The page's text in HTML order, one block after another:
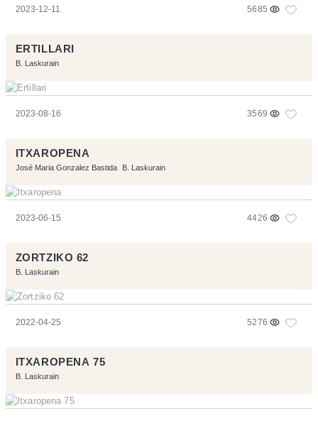
2023-12-11 5685
ERTILLARI
B. Laskurain
2023-08-16 3569
ITXAROPENA
José Maria Gonzalez Bastida B. Laskurain
2023-06-15 4426
ZORTZIKO 62
B. Laskurain
2022-04-25 5276
ITXAROPENA 75
B. Laskurain